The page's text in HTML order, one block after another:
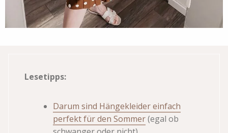
Lesetipps:
Darum sind Hängekleider einfach
perfekt für den Sommer(egal ob